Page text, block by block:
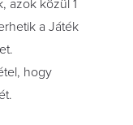
azok közül 1
a Játék
hogy